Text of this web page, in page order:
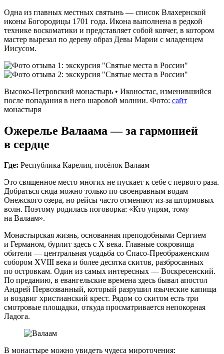
Одна из главных местных святынь — список Влахернской
иконы Богородицы 1701 года. Икона выполнена в редкой
технике воскоматики и представляет собой ковчег, в котором
мастер вырезал по дереву образ Девы Марии с младенцем
Иисусом.
Высоко‑Петровский монастырь • Иконостас, изменившийся
после попадания в него шаровой молнии. Фото: сайт
монастыря
Ожерелье Валаама — за гармонией
в сердце
Где: Республика Карелия, посёлок Валаам
Это священное место многих не пускает к себе с первого раза.
Добраться сюда можно только по своенравным водам
Онежского озера, но рейсы часто отменяют из‑за штормовых
волн. Поэтому родилась поговорка: «Кто упрям, тому
на Валаам».
Монастырская жизнь, основанная преподобными Сергием
и Германом, бурлит здесь с X века. Главные сокровища
обители — центральная усадьба со Спасо-Преображенским
собором XVIII века и более десятка скитов, разбросанных
по островкам. Один из самых интересных — Воскресенский.
По преданию, в евангельские времена здесь бывал апостол
Андрей Первозванный, который разрушил языческие капища
и воздвиг христианский крест. Рядом со скитом есть три
смотровые площадки, откуда просматривается непокорная
Ладога.
В монастыре можно увидеть чудеса мироточения: